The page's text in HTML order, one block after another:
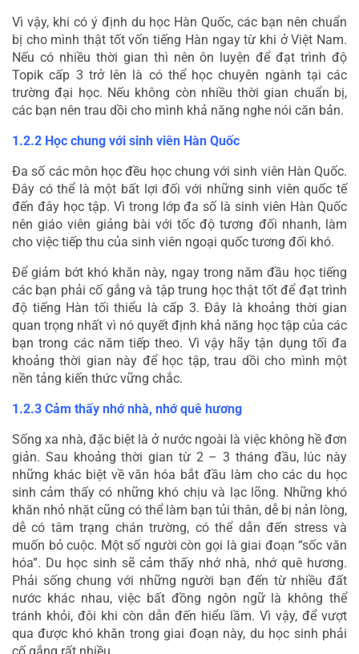
Vì vậy, khi có ý định du học Hàn Quốc, các bạn nên chuẩn
bị cho mình thật tốt vốn tiếng Hàn ngay từ khi ở Việt Nam.
Nếu có nhiều thời gian thì nên ôn luyện để đạt trình độ
Topik cấp 3 trở lên là có thể học chuyên ngành tại các
trường đại học. Nếu không còn nhiều thời gian chuẩn bị,
các bạn nên trau dồi cho mình khả năng nghe nói căn bản.
1.2.2 Học chung với sinh viên Hàn Quốc
Đa số các môn học đều học chung với sinh viên Hàn Quốc.
Đây có thể là một bất lợi đối với những sinh viên quốc tế
đến đây học tập. Vì trong lớp đa số là sinh viên Hàn Quốc
nên giáo viên giảng bài với tốc độ tương đối nhanh, làm
cho việc tiếp thu của sinh viên ngoại quốc tương đối khó.
Để giảm bớt khó khăn này, ngay trong năm đầu học tiếng
các bạn phải cố gắng và tập trung học thật tốt để đạt trình
độ tiếng Hàn tối thiểu là cấp 3. Đây là khoảng thời gian
quan trọng nhất vì nó quyết định khả năng học tập của các
bạn trong các năm tiếp theo. Vì vậy hãy tận dụng tối đa
khoảng thời gian này để học tập, trau dồi cho mình một
nền tảng kiến thức vững chắc.
1.2.3 Cảm thấy nhớ nhà, nhớ quê hương
Sống xa nhà, đặc biệt là ở nước ngoài là việc không hề đơn
giản. Sau khoảng thời gian từ 2 – 3 tháng đầu, lúc này
những khác biệt về văn hóa bắt đầu làm cho các du học
sinh cảm thấy có những khó chịu và lạc lõng. Những khó
khăn nhỏ nhặt cũng có thể làm bạn tủi thân, dễ bị nản lòng,
dễ có tâm trạng chán trường, có thể dẫn đến stress và
muốn bỏ cuộc. Một số người còn gọi là giai đoạn “sốc văn
hóa”. Du học sinh sẽ cảm thấy nhớ nhà, nhớ quê hương.
Phải sống chung với những người bạn đến từ nhiều đất
nước khác nhau, việc bất đồng ngôn ngữ là không thể
tránh khỏi, đôi khi còn dẫn đến hiểu lầm. Vì vậy, để vượt
qua được khó khăn trong giai đoạn này, du học sinh phải